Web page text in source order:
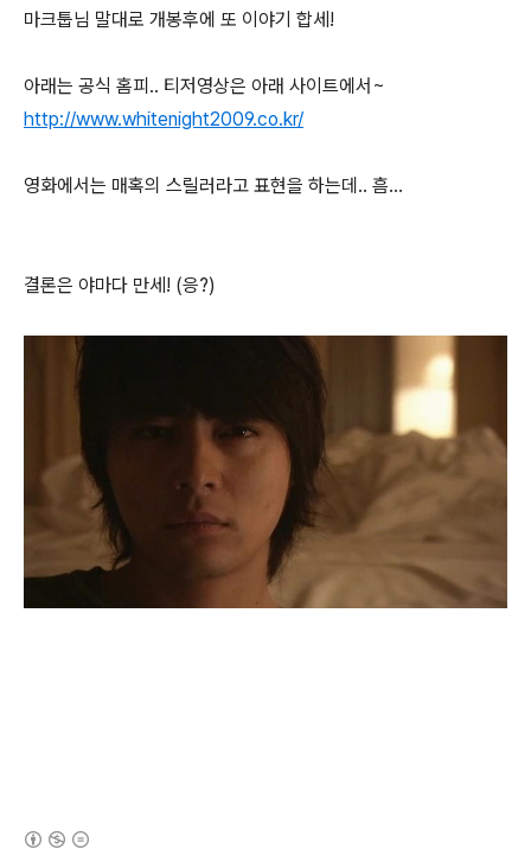
마크툽님 말대로 개봉후에 또 이야기 합세!
아래는 공식 홈피.. 티저영상은 아래 사이트에서~
http://www.whitenight2009.co.kr/
영화에서는 매혹의 스릴러라고 표현을 하는데.. 흠...
결론은 야마다 만세! (응?)